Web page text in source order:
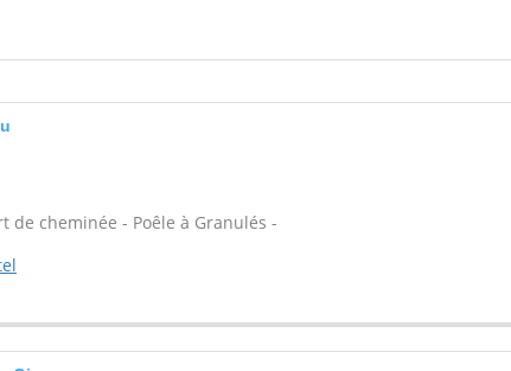
de cheminée - Poêle à Granulés -